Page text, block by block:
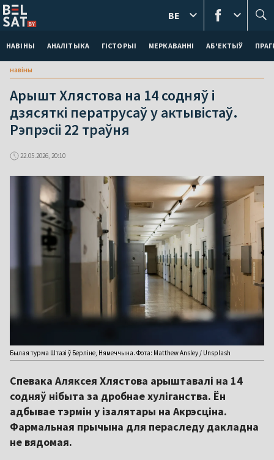
НАВІНЫ АНАЛІТЫКА ГІСТОРЫІ МЕРКАВАННI АБ'ЕКТЫЎ
BE
навіны
Арышт Хлястова на 14 содняў і
дзясяткі ператрусаў у актывістаў.
Рэпрэсіі 22 траўня
22.05.2026, 20:10
Былая турма Штазі ў Берліне, Нямеччына. Фота: Matthew Ansley / Unsplash
Спевака Аляксея Хлястова арыштавалі на 14
содняў нібыта за дробнае хуліганства. Ён
адбывае тэрмін у ізалятары на Акрэсціна.
Фармальная прычына для пераследу дакладна
не вядомая.